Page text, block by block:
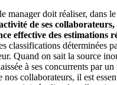
manager doit réaliser, dans
de ses collaborateurs,
effective des estimations
classifications déterminées
Quand on sait la source
à ses concurrents par
nos collaborateurs, il est